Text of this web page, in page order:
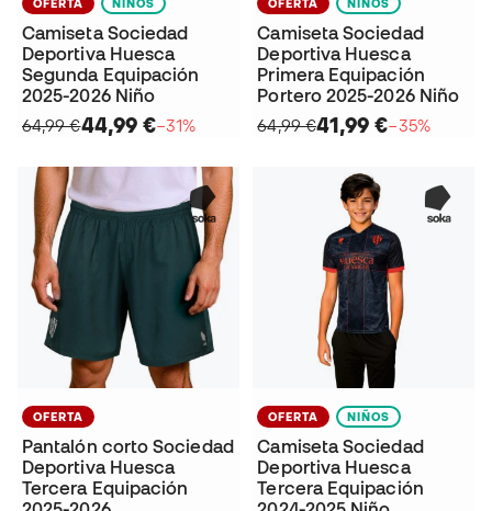
OFERTA NIÑOS
Camiseta Sociedad
Deportiva Huesca
Segunda Equipación
2025-2026 Niño
64,99 €44,99 €−31%
OFERTA NIÑOS
Camiseta Sociedad
Deportiva Huesca
Primera Equipación
Portero 2025-2026 Niño
64,99 €41,99 €−35%
OFERTA
Pantalón corto Sociedad
Deportiva Huesca
Tercera Equipación
OFERTA NIÑOS
Camiseta Sociedad
Deportiva Huesca
Tercera Equipación